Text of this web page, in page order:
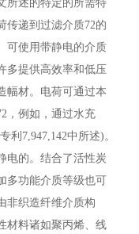
所述的特定的所需特
传递到过滤介质72的
可使用带静电的介质
多提供高效率和低压
幅材。电荷可通过本
，例如，通过水充
利7,947,142中所述)。
电的。结合了活性炭
多功能介质等级也可
非织造纤维介质构
材料诸如聚丙烯、线